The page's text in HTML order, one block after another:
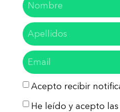
Acepto recibir
He leído y acepto